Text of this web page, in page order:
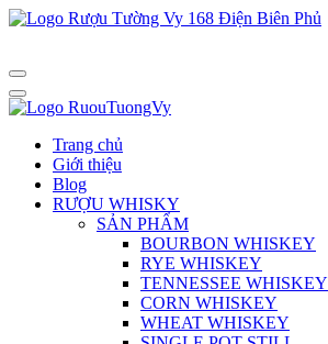
Trang chủ
Giới thiệu
Blog
RƯỢU WHISKY
SẢN PHẨM
BOURBON WHISKEY
RYE WHISKEY
TENNESSEE WHISKEY
CORN WHISKEY
WHEAT WHISKEY